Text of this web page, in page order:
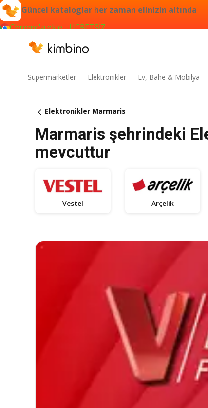
Güncel kataloglar her zaman elinizin altında
Chrome'a ekle - ÜCRETSİZ
Süpermarketler Elektronikler Ev, Bahe & Mobilya
Elektronikler Marmaris
Marmaris şehrindeki
mevcuttur
Vestel Arçelik